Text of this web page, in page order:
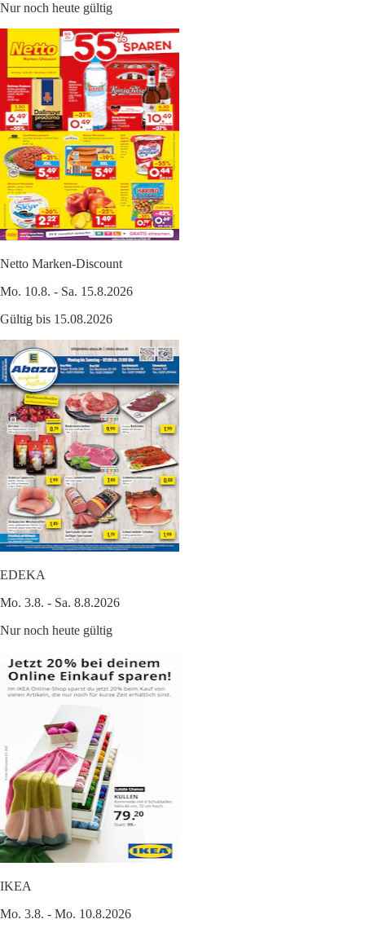
Nur noch heute gültig
Netto Marken-Discount
Mo. 10.8. - Sa. 15.8.2026
Gültig bis 15.08.2026
EDEKA
Mo. 3.8. - Sa. 8.8.2026
Nur noch heute gültig
IKEA
Mo. 3.8. - Mo. 10.8.2026